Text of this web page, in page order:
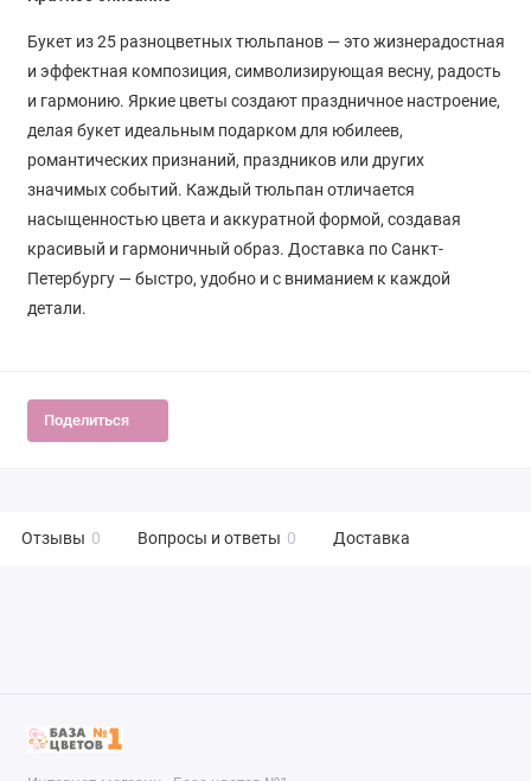
Букет из 25 разноцветных тюльпанов — это жизнерадостная
и эффектная композиция, символизирующая весну, радость
и гармонию. Яркие цветы создают праздничное настроение,
делая букет идеальным подарком для юбилеев,
романтических признаний, праздников или других
значимых событий. Каждый тюльпан отличается
насыщенностью цвета и аккуратной формой, создавая
красивый и гармоничный образ. Доставка по Санкт-
Петербургу — быстро, удобно и с вниманием к каждой
детали.
Поделиться
Отзывы 0 Вопросы и ответы 0 Доставка